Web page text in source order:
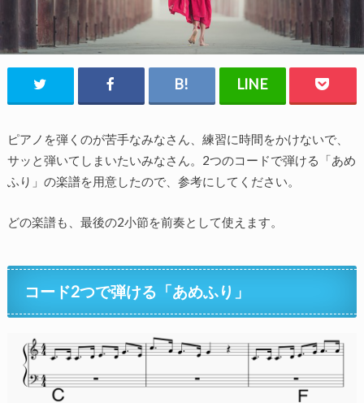
ピアノを弾くのが苦手なみなさん、練習に時間をかけないで、
サッと弾いてしまいたいみなさん。2つのコードで弾ける「あめ
ふり」の楽譜を用意したので、参考にしてください。
どの楽譜も、最後の2小節を前奏として使えます。
コード2つで弾ける「あめふり」